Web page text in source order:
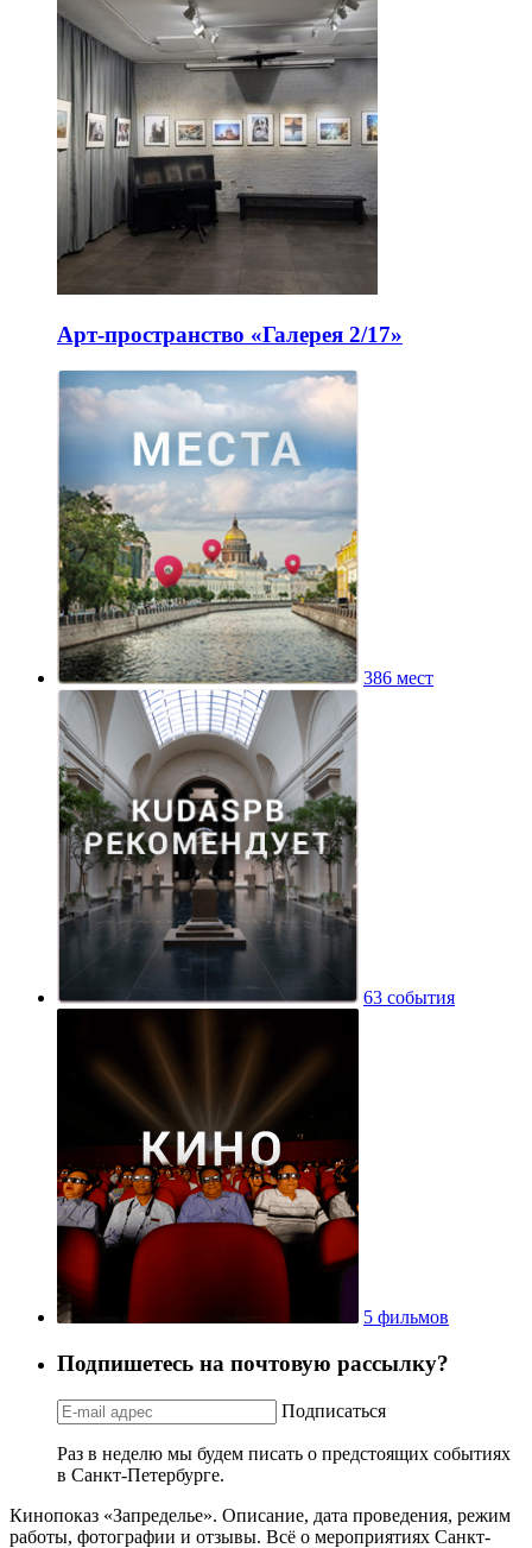
Арт-пространство «Галерея 2/17»
386 мест
63 события
5 фильмов
Подпишетесь на почтовую рассылку?
Подписаться
Раз в неделю мы будем писать о предстоящих событиях
в Санкт-Петербурге.
Кинопоказ «Запределье». Описание, дата проведения, режим
работы, фотографии и отзывы. Всё о мероприятиях Санкт-